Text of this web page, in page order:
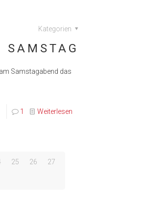
Kategorien
Samstagabend das
1 Weiterlesen
25 26 27